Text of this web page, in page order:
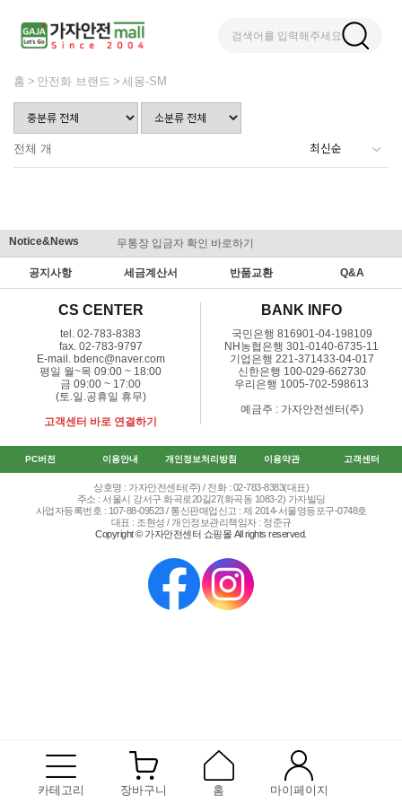
검색어를 입력해주세요
카테고리 장바구니 홈 마이페이지
홈 안전화 브랜드 세몽-SM
전체 개
Notice&News 무통장 입금자 확인 바로하기
공지사항 세금계산서 반품교환 Q&A
CS CENTER
tel. 02-783-8383
fax. 02-783-9797
E-mail. bdenc@naver.com
평일 월~목 09:00 ~ 18:00
금 09:00 ~ 17:00
(토.일.공휴일 휴무)
고객센터 바로 연결하기
BANK INFO
국민은행 816901-04-198109
NH농협은행 301-0140-6735-11
기업은행 221-371433-04-017
신한은행 100-029-662730
우리은행 1005-702-598613
예금주 : 가자안전센터(주)
PC버전 이용안내 개인정보처리방침 이용약관 고객센터
상호명 : 가자안전센터(주) / 전화 : 02-783-8383(대표)
주소 : 서울시 강서구 화곡로20길27(화곡동 1083-2) 가자빌딩
사업자등록번호 : 107-88-09523 / 통신판매업신고 : 제 2014-서울영등포구-0748호
대표 : 조현성 / 개인정보관리책임자 : 정준규
Copyright © 가자안전센터 쇼핑몰 All rights reserved.